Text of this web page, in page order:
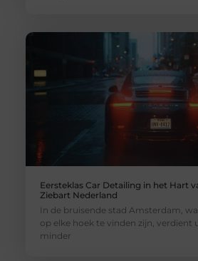
Eersteklas Car Detailing in het Hart
Ziebart Nederland
In de bruisende stad Amsterdam,
op elke hoek te vinden zijn, verdient
minder